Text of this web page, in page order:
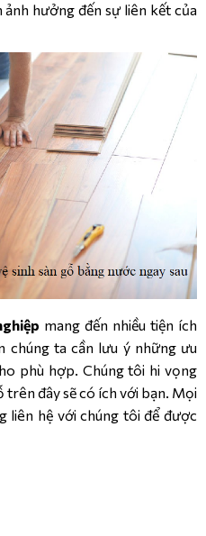
hưởng đến sự liên kết của
mang đến nhiều tiện ích
chúng ta cần lưu ý những ưu
phù hợp. Chúng tôi hi vọng
trên đây sẽ có ích với bạn. Mọi
liên hệ với chúng tôi để được